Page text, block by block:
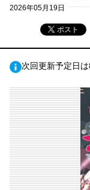
2026年05月19日
ポスト
次回更新予定日